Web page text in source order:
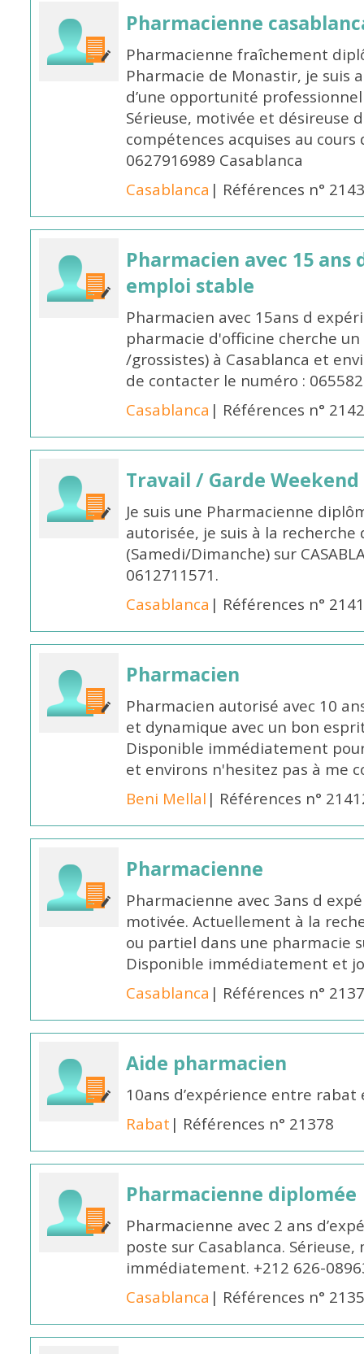
Pharmacienne
Pharmacienne fraîchement
Pharmacie de Monastir, je suis
d’une opportunité
Sérieuse, motivée et désireuse
compétences acquises au
0627916989 Casablanca
Casablanca | Références n°
Pharmacien avec 15
emploi stable
Pharmacien avec 15ans d
pharmacie d'officine cherche
/grossistes) à Casablanca et
de contacter le numéro :
Casablanca | Références n°
Travail / Garde Weekend
Je suis une Pharmacienne
autorisée, je suis à la
(Samedi/Dimanche) sur
0612711571.
Casablanca | Références n°
Pharmacien
Pharmacien autorisé avec 10
et dynamique avec un bon
Disponible immédiatement
et environs n'hesitez pas à me
Beni Mellal | Références n°
Pharmacienne
Pharmacienne avec 3ans d
motivée. Actuellement à la
ou partiel dans une pharmacie
Disponible immédiatement et
Casablanca | Références n°
Aide pharmacien
10ans d’expérience entre
Rabat | Références n° 21378
Pharmacienne diplomée
Pharmacienne avec 2 ans
poste sur Casablanca.
immédiatement. +212 626-
Casablanca | Références n°